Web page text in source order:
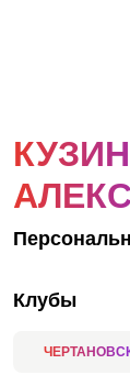
КУЗИН
Клубы